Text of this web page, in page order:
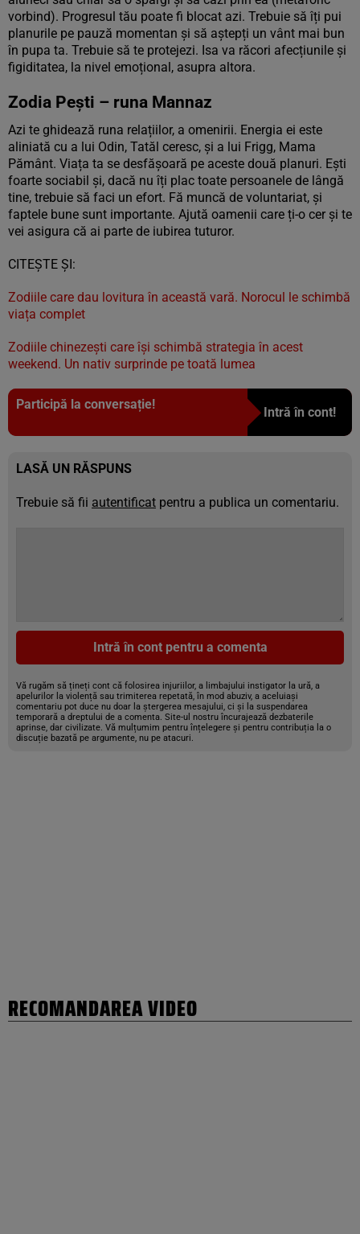
vorbind). Progresul tău poate fi blocat azi. Trebuie să îți pui
planurile pe pauză momentan și să aștepți un vânt mai bun
în pupa ta. Trebuie să te protejezi. Isa va răcori afecțiunile și
figiditatea, la nivel emoțional, asupra altora.
Zodia Pești – runa Mannaz
Azi te ghidează runa relațiilor, a omenirii. Energia ei este
aliniată cu a lui Odin, Tatăl ceresc, și a lui Frigg, Mama
Pământ. Viața ta se desfășoară pe aceste două planuri. Ești
foarte sociabil și, dacă nu îți plac toate persoanele de lângă
tine, trebuie să faci un efort. Fă muncă de voluntariat, și
faptele bune sunt importante. Ajută oamenii care ți-o cer și te
vei asigura că ai parte de iubirea tuturor.
CITEȘTE ȘI:
Zodiile care dau lovitura în această vară. Norocul le schimbă
viața complet
Zodiile chinezești care își schimbă strategia în acest
weekend. Un nativ surprinde pe toată lumea
Participă la conversație!
Intră în cont!
LASĂ UN RĂSPUNS
Trebuie să fii autentificat pentru a publica un comentariu.
Intră în cont pentru a comenta
Vă rugăm să țineți cont că folosirea injuriilor, a limbajului instigator la ură, a
apelurilor la violență sau trimiterea repetată, în mod abuziv, a aceluiași
comentariu pot duce nu doar la ștergerea mesajului, ci și la suspendarea
temporară a dreptului de a comenta. Site-ul nostru încurajează dezbaterile
aprinse, dar civilizate. Vă mulțumim pentru înțelegere și pentru contribuția la o
discuție bazată pe argumente, nu pe atacuri.
RECOMANDAREA VIDEO